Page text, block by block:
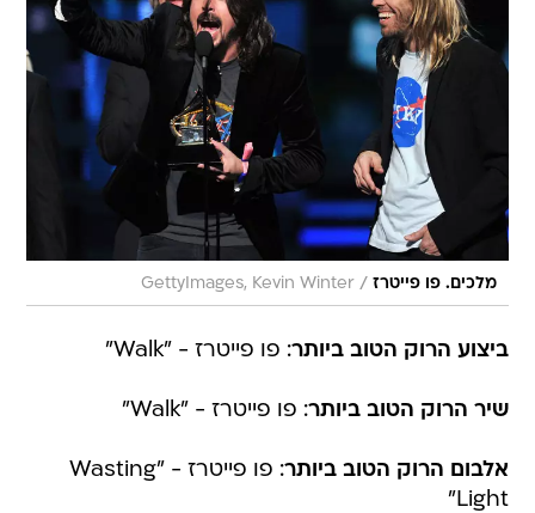
מלכים. פו פייטרז /
GettyImages, Kevin Winter
ביצוע הרוק הטוב ביותר: פו פייטרז - "Walk"
שיר הרוק הטוב ביותר: פו פייטרז - "Walk"
אלבום הרוק הטוב ביותר
: פו פייטרז - "Wasting
Light"